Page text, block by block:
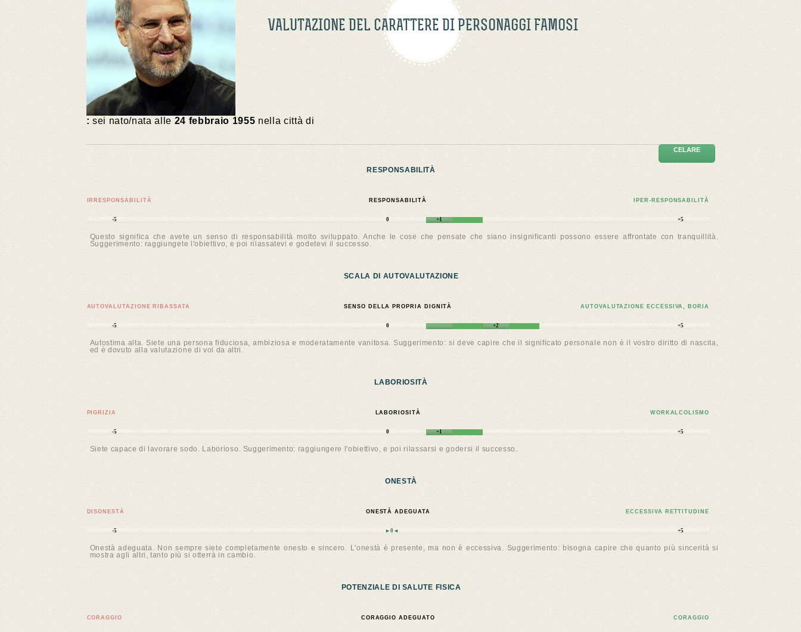
VALUTAZIONE DEL CARATTERE DI PERSONAGGI FAMOSI
: sei nato/nata alle 24 febbraio 1955 nella città di
CELARE
RESPONSABILITÀ
IRRESPONSABILITÀ RESPONSABILITÀ IPER-RESPONSABILITÀ
-5 0 +1 +5
Questo significa che avete un senso di responsabilità molto sviluppato. Anche le cose che pensate che siano insignificanti possono essere affrontate con tranquillità.
Suggerimento: raggiungete l'obiettivo, e poi rilassatevi e godetevi il successo.
SCALA DI AUTOVALUTAZIONE
AUTOVALUTAZIONE RIBASSATA SENSO DELLA PROPRIA DIGNITÀ AUTOVALUTAZIONE ECCESSIVA, BORIA
-5 0 +2 +5
Autostima alta. Siete una persona fiduciosa, ambiziosa e moderatamente vanitosa. Suggerimento: si deve capire che il significato personale non è il vostro diritto di nascita,
ed è dovuto alla valutazione di voi da altri.
LABORIOSITÀ
PIGRIZIA LABORIOSITÀ WORKALCOLISMO
-5 0 +1 +5
Siete capace di lavorare sodo. Laborioso. Suggerimento: raggiungere l'obiettivo, e poi rilassarsi e godersi il successo.
ONESTÀ
DISONESTÀ ONESTÀ ADEGUATA ECCESSIVA RETTITUDINE
-5 ►0◄ +5
Onestà adeguata. Non sempre siete completamente onesto e sincero. L'onestà è presente, ma non è eccessiva. Suggerimento: bisogna capire che quanto più sincerità si
mostra agli altri, tanto più si otterrà in cambio.
POTENZIALE DI SALUTE FISICA
CORAGGIO CORAGGIO ADEGUATO CORAGGIO